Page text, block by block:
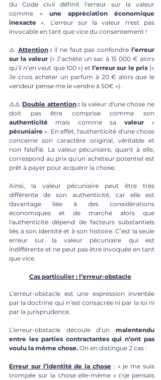
du Code civil définit l’erreur sur la valeur
comme « une appréciation économique
inexacte ». L’erreur sur la valeur n'est pas
invocable en tant que vice du consentement !
⚠️ Attention : il ne faut pas confondre l’erreur
sur la valeur (« J’achète un sac à 15 000 € alors
qu’il n’en vaut que 100 ») et l’erreur sur le prix («
Je crois acheter un parfum à 20 € alors que le
vendeur pense me le vendre à 50€ »).
⚠️⚠️ Double attention : la valeur d'une chose ne
authenticité mais comme sa valeur
pécuniaire ». En effet, l'authenticité d'une chose
concerne son caractère original, véritable et
non falsifié. La valeur pécuniaire, quant à elle,
correspond au prix qu'un acheteur potentiel est
prêt à payer pour acquérir la chose.
Ainsi, la valeur pécuniaire peut être très
différente de son authenticité, car elle est
davantage liée à des considérations
économiques et de marché alors que
l'authenticité dépend de facteurs substantiels
liés à son identité et à son histoire. C’est la seule
erreur sur la valeur pécuniaire qui est
indifférente et ne peut pas être invoquée en tant
que vice.
Cas particulier : l’erreur-obstacle
L’erreur-obstacle est une expression inventée
par la doctrine qui n’est consacrée ni par la loi ni
par la jurisprudence.
L’erreur-obstacle découle d’un malentendu
entre les parties contractantes qui n’ont pas
voulu la même chose. On en distingue 2 cas :
Erreur sur l’identité de la chose : « je me suis
trompée sur la chose elle-même » (=je pensais